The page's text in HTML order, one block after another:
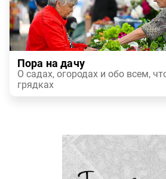
Пора на дачу
О садах, огородах и обо всем,
грядках